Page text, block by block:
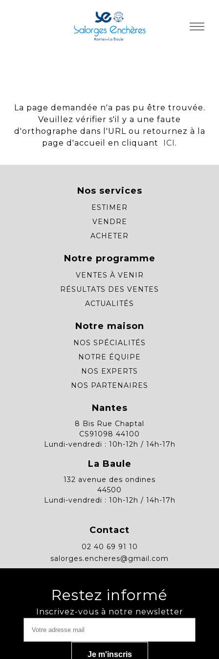
La page demandée n'a pas pu être trouvée.
Veuillez vérifier s'il y a une faute
d'orthographe dans l'URL ou retournez à la
page d'accueil en cliquant
ICI .
Nos services
ESTIMER
VENDRE
ACHETER
Notre programme
VENTES À VENIR
RÉSULTATS DES VENTES
ACTUALITÉS
Notre maison
NOS SPÉCIALITÉS
NOTRE ÉQUIPE
NOS EXPERTS
NOS PARTENAIRES
Nantes
8 Bis Rue Chaptal
CS91098 44100
Lundi-vendredi : 10h-12h / 14h-17h
La Baule
132 avenue des ondines
44500
Lundi-vendredi : 10h-12h / 14h-17h
Contact
02 40 69 91 10
salorges.encheres@gmail.com
Restez informé
Inscrivez-vous à notre newsletter